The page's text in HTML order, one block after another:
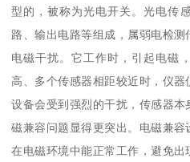
型的，被称为光电开关。光电传
路、输出电路等组成，属弱电检
电磁干扰。它工作时，引起电磁
高、多个传感器相距较近时，仪
设备会受到强烈的干扰，传感器
磁兼容问题显得更突出。电磁兼
在电磁环境中能正常工作，避免